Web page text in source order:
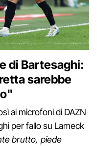
di Bartesaghi:
sarebbe
ai microfoni di DAZN
per fallo su Lameck
brutto, piede